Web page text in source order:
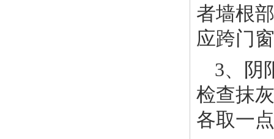
者墙根
应跨门
3、阴
检查抹
各取一